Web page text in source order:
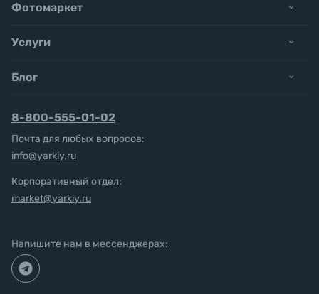
Фотомаркет
Услуги
Блог
8-800-555-01-02
Почта для любых вопросов:
info@yarkiy.ru
Корпоративный отдел:
market@yarkiy.ru
Напишите нам в мессенджерах: